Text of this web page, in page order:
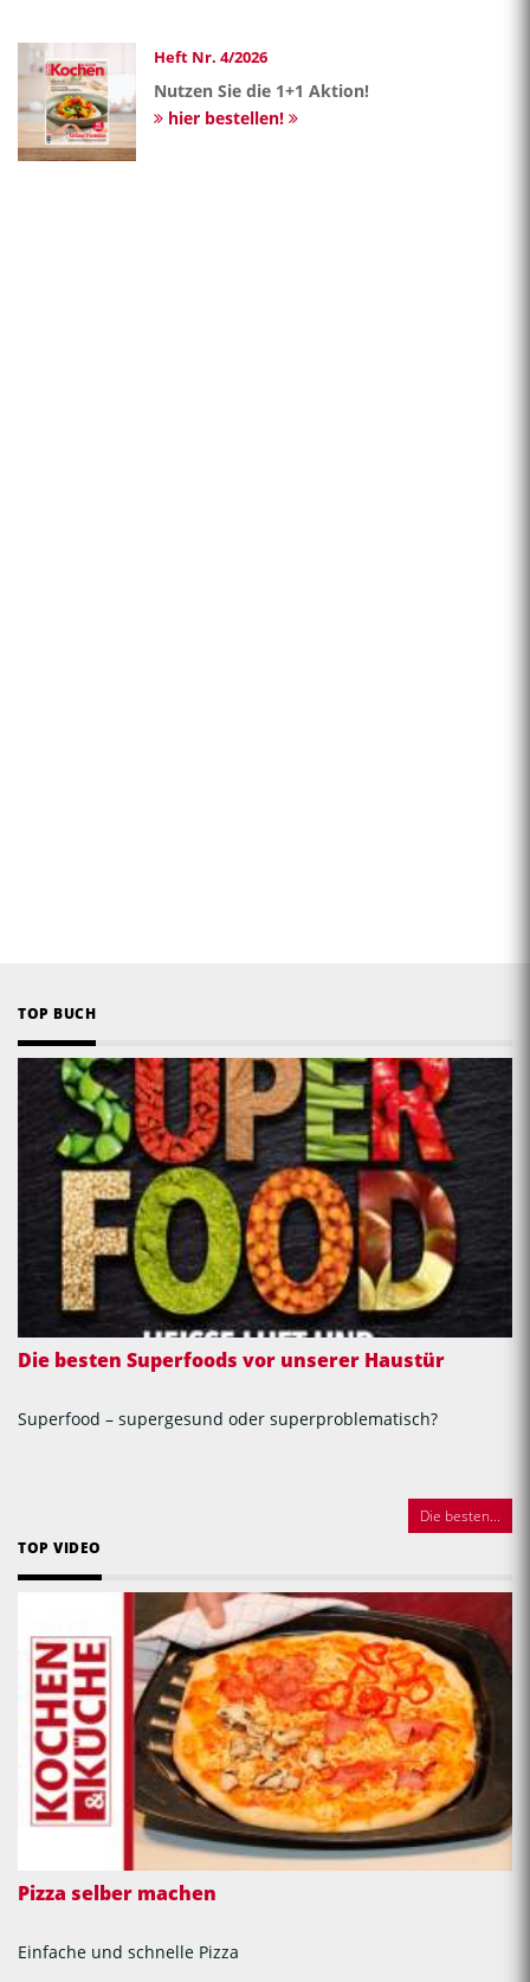
Heft Nr. 4/2026
Nutzen Sie die 1+1 Aktion!
hier bestellen!
TOP BUCH
Die besten Superfoods vor unserer Haustür
Superfood – supergesund oder superproblematisch?
Die besten...
TOP VIDEO
Pizza selber machen
Einfache und schnelle Pizza